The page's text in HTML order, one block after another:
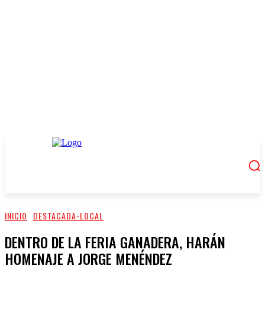
INICIO DESTACADA-LOCAL
DENTRO DE LA FERIA GANADERA, HARÁN
HOMENAJE A JORGE MENÉNDEZ